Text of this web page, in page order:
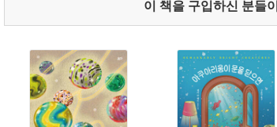
이 책을 구입하신 분들이